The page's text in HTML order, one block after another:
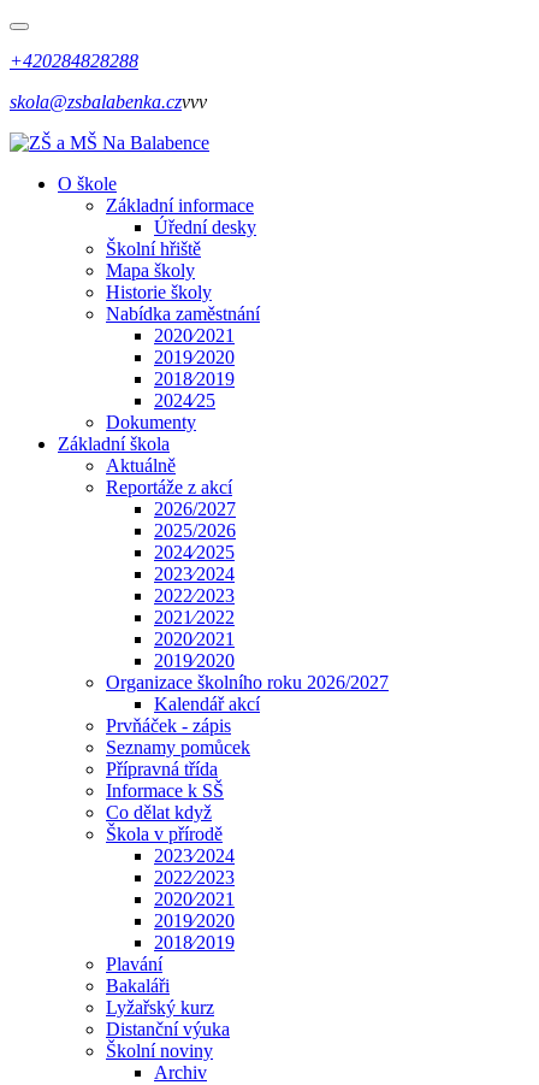
+420284828288
skola@zsbalabenka.czvvv
O škole
Základní informace
Úřední desky
Školní hřiště
Mapa školy
Historie školy
Nabídka zaměstnání
2020⁄2021
2019⁄2020
2018⁄2019
2024⁄25
Dokumenty
Základní škola
Aktuálně
Reportáže z akcí
2026/2027
2025/2026
2024⁄2025
2023⁄2024
2022⁄2023
2021⁄2022
2020⁄2021
2019⁄2020
Organizace školního roku 2026/2027
Kalendář akcí
Prvňáček - zápis
Seznamy pomůcek
Přípravná třída
Informace k SŠ
Co dělat když
Škola v přírodě
2023⁄2024
2022⁄2023
2020⁄2021
2019⁄2020
2018⁄2019
Plavání
Bakaláři
Lyžařský kurz
Distanční výuka
Školní noviny
Archiv